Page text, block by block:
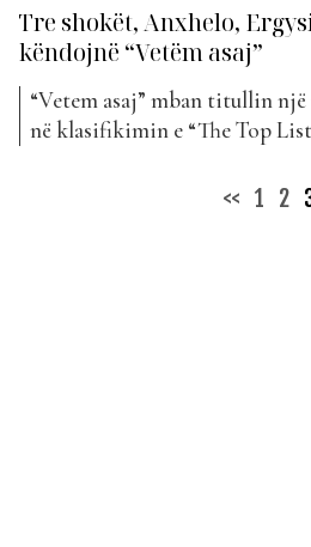
Tre shokët, Anxhelo,
këndojnë “Vetëm asaj”
“Vetem asaj” mban titullin
në klasifikimin e “The Top
janë edhe miq shumë të
<< 1 2